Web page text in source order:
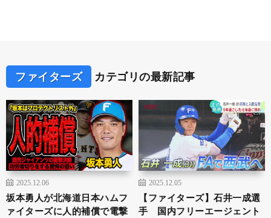
ファイターズ カテゴリの最新記事
2025.12.06
坂本勇人が北海道日本ハムフ
ァイターズに人的補償で電撃
2025.12.05
【ファイターズ】石井一成選
手 国内フリーエージェント